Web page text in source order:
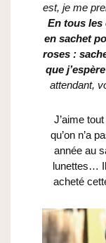
est, je me
En tous les
en sachet
roses :
que
attendant,
J’aime
qu’on n’a
année au
lunettes… Il
acheté